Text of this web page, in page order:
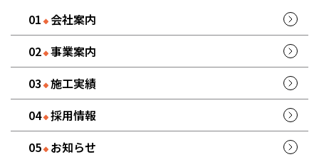
会社案内
事業案内
施工実績
採用情報
お知らせ